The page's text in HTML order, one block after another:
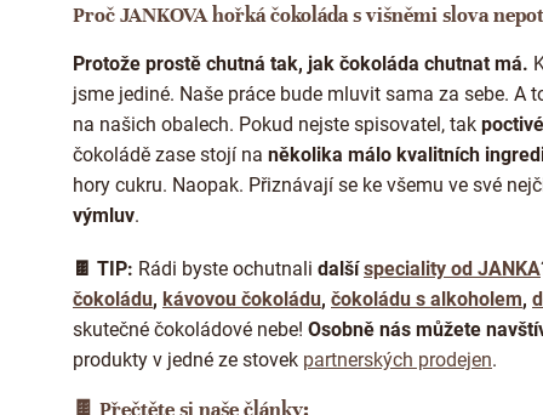
Proč JANKOVA hořká čokoláda s višněmi slova
Protože prostě chutná tak, jak čokoláda chutnat má.
jsme jediné. Naše práce bude mluvit sama za sebe.
na našich obalech. Pokud nejste spisovatel, tak
čokoládě zase stojí na několika málo kvalitních
hory cukru. Naopak. Přiznávají se ke všemu ve své
výmluv.
🍫 TIP: Rádi byste ochutnali dalšíspeciality od JANKA
čokoládu, kávovou čokoládu, čokoládu s alkoholem,
skutečné čokoládové nebe! Osobně nás můžete
produkty v jedné ze stovek partnerských prodejen.
🍫 Přečtěte si naše články: